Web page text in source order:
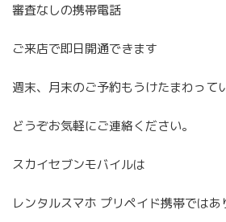
審査なしの携帯電話
ご来店で即日開通できます
週末、月末のご予約もうけたまわって
どうぞお気軽にご連絡ください。
スカイセブンモバイルは
レンタルスマホ プリペイド携帯ではあ